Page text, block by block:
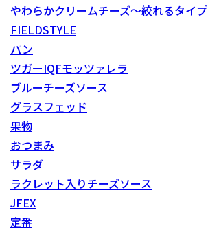
やわらかクリームチーズ～絞れるタイプ
FIELDSTYLE
パン
ツガーIQFモッツァレラ
ブルーチーズソース
グラスフェッド
果物
おつまみ
サラダ
ラクレット入りチーズソース
JFEX
定番